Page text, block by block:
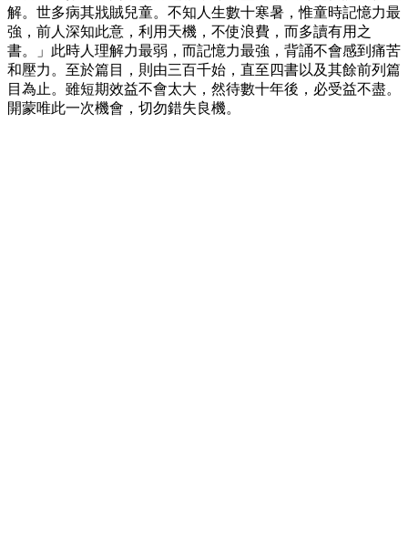
解。世多病其戕賊兒童。不知人生數十寒暑，惟童時記憶力最
強，前人深知此意，利用天機，不使浪費，而多讀有用之
書。」此時人理解力最弱，而記憶力最強，背誦不會感到痛苦
和壓力。至於篇目，則由三百千始，直至四書以及其餘前列篇
目為止。雖短期效益不會太大，然待數十年後，必受益不盡。
開蒙唯此一次機會，切勿錯失良機。